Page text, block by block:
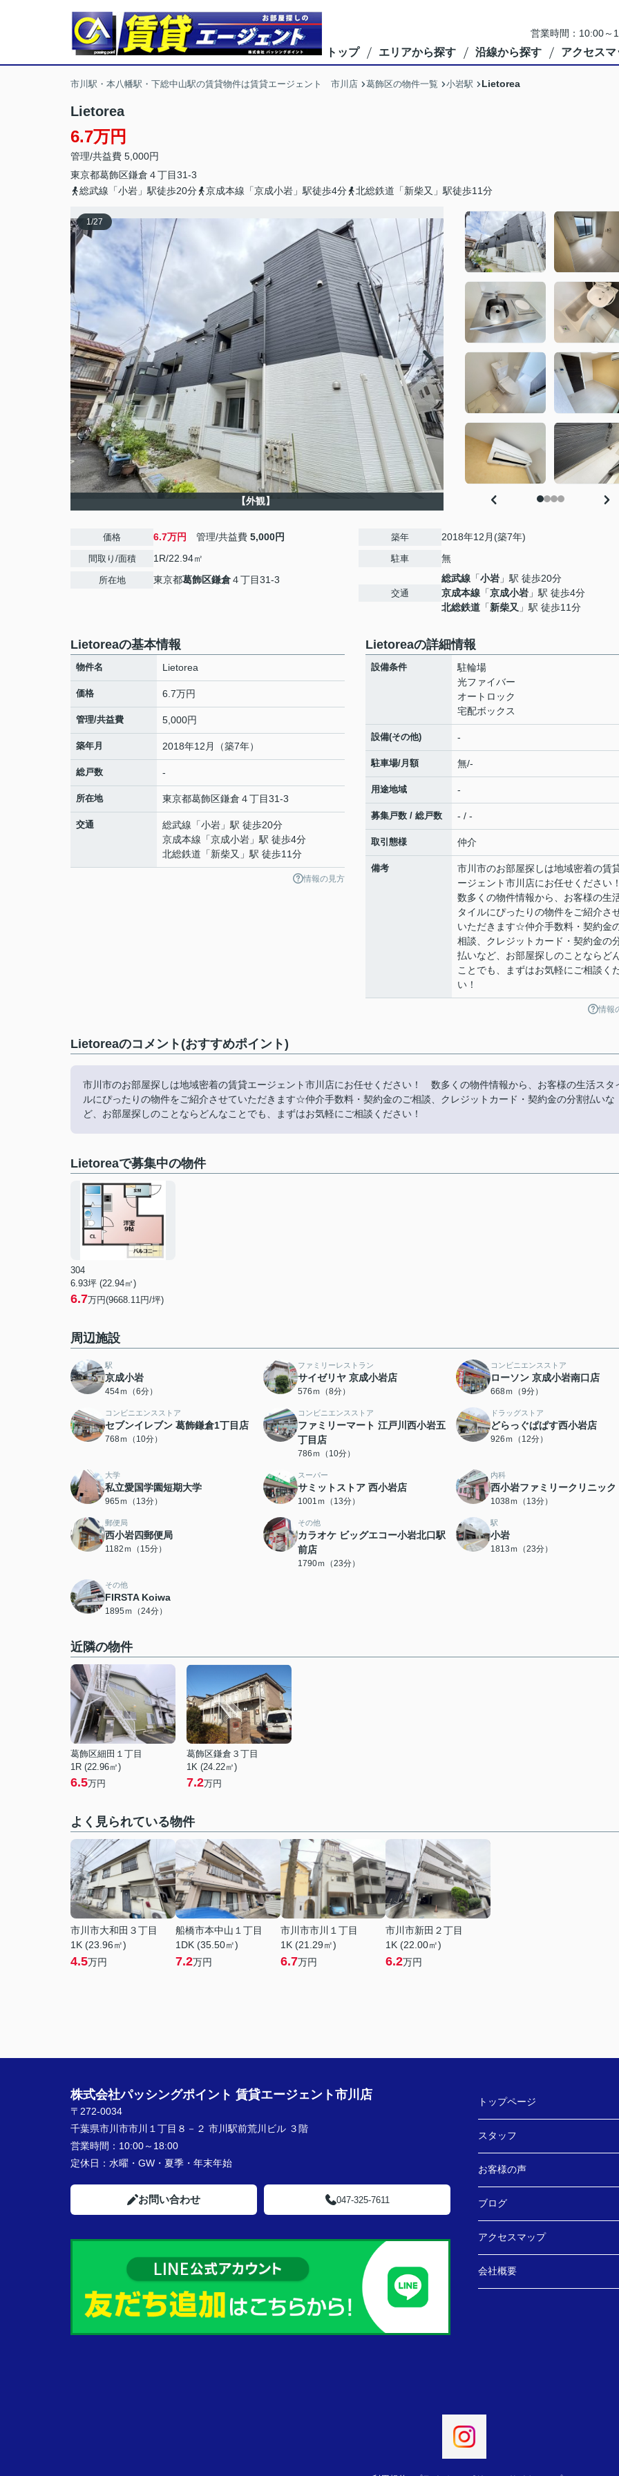
営業時間：10:00～
トップ エリアから探す 沿線から探す アクセスマ
市川駅・本八幡駅・下総中山駅の賃貸物件は賃貸エージェント 市川店 葛飾区の物件一覧 小岩駅 Lietorea
Lietorea
6.7万円
管理/共益費 5,000円
東京都葛飾区鎌倉 ４丁目31-3
総武線「小岩」駅徒歩20分
京成本線「京成小岩」駅徒歩4分 北総鉄道「新柴又」駅徒歩11分
1/27
【外観】
価格 6.7万円 管理/共益費 5,000円
間取り/面積 1R/22.94㎡
所在地 東京都葛飾区鎌倉４丁目31-3
築年 2018年12月(築7年)
駐車 無
交通
総武線 「小岩 」駅 徒歩20分
京成本線 「京成小岩 」駅 徒歩4分
北総鉄道 「新柴又 」駅 徒歩11分
Lietoreaの基本情報
物件名 Lietorea
価格 6.7万円
管理/共益費 5,000円
築年月 2018年12月（築7年）
総戸数 -
所在地 東京都葛飾区鎌倉 ４丁目31-3
交通 総武線 「小岩 」駅 徒歩20分
京成本線 「京成小岩 」駅 徒歩4分
北総鉄道 「新柴又 」駅 徒歩11分
情報の見方
Lietoreaの詳細情報
設備条件
駐輪場
光ファイバー
オートロック
宅配ボックス
設備(その他) -
駐車場/月額 無/-
用途地域 -
募集戸数 / 総戸数 - / -
取引態様 仲介
備考
市川市のお部屋探しは地域密着の賃
ージェント市川店にお任せください
数多くの物件情報から、お客様の生
タイルにぴったりの物件をご紹介さ
いただきます☆仲介手数料・契約金
相談、クレジットカード・契約金の
払いなど、お部屋探しのことならど
ことでも、まずはお気軽にご相談く
い！
情報
Lietoreaのコメント(おすすめポイント)
市川市のお部屋探しは地域密着の賃貸エージェント市川店にお任せください！ 数多くの物件情報から、お客様の生活スタ
ルにぴったりの物件をご紹介させていただきます☆仲介手数料・契約金のご相談、クレジットカード・契約金の分割払いな
ど、お部屋探しのことならどんなことでも、まずはお気軽にご相談ください！
Lietoreaで募集中の物件
304
6.93坪 (22.94㎡)
6.7万円(9668.11円/坪)
周辺施設
駅
京成小岩
454ｍ（6分）
ファミリーレストラン
サイゼリヤ 京成小岩店
576ｍ（8分）
コンビニエンスストア
ローソン 京成小岩南口店
668ｍ（9分）
コンビニエンスストア
セブンイレブン 葛飾鎌倉1丁目店
768ｍ（10分）
コンビニエンスストア
ファミリーマート 江戸川西小岩五
丁目店
786ｍ（10分）
ドラッグストア
どらっぐぱぱす西小岩店
926ｍ（12分）
大学
私立愛国学園短期大学
965ｍ（13分）
スーパー
サミットストア 西小岩店
1001ｍ（13分）
内科
西小岩ファミリークリニック
1038ｍ（13分）
郵便局
西小岩四郵便局
1182ｍ（15分）
その他
カラオケ ビッグエコー小岩北口駅
前店
1790ｍ（23分）
駅
小岩
1813ｍ（23分）
その他
FIRSTA Koiwa
1895ｍ（24分）
近隣の物件
葛飾区細田１丁目
1R (22.96㎡)
6.5万円
葛飾区鎌倉３丁目
1K (24.22㎡)
7.2万円
よく見られている物件
市川市大和田３丁目
1K (23.96㎡)
4.5万円
船橋市本中山１丁目
1DK (35.50㎡)
7.2万円
市川市市川１丁目
1K (21.29㎡)
6.7万円
市川市新田２丁目
1K (22.00㎡)
6.2万円
株式会社パッシングポイント 賃貸エージェント市川店
〒272-0034
千葉県市川市市川１丁目８－２ 市川駅前荒川ビル ３階
営業時間： 10:00～18:00
定休日： 水曜・GW・夏季・年末年始
お問い合わせ 047-325-7611
トップページ
スタッフ
お客様の声
ブログ
アクセスマップ
会社概要